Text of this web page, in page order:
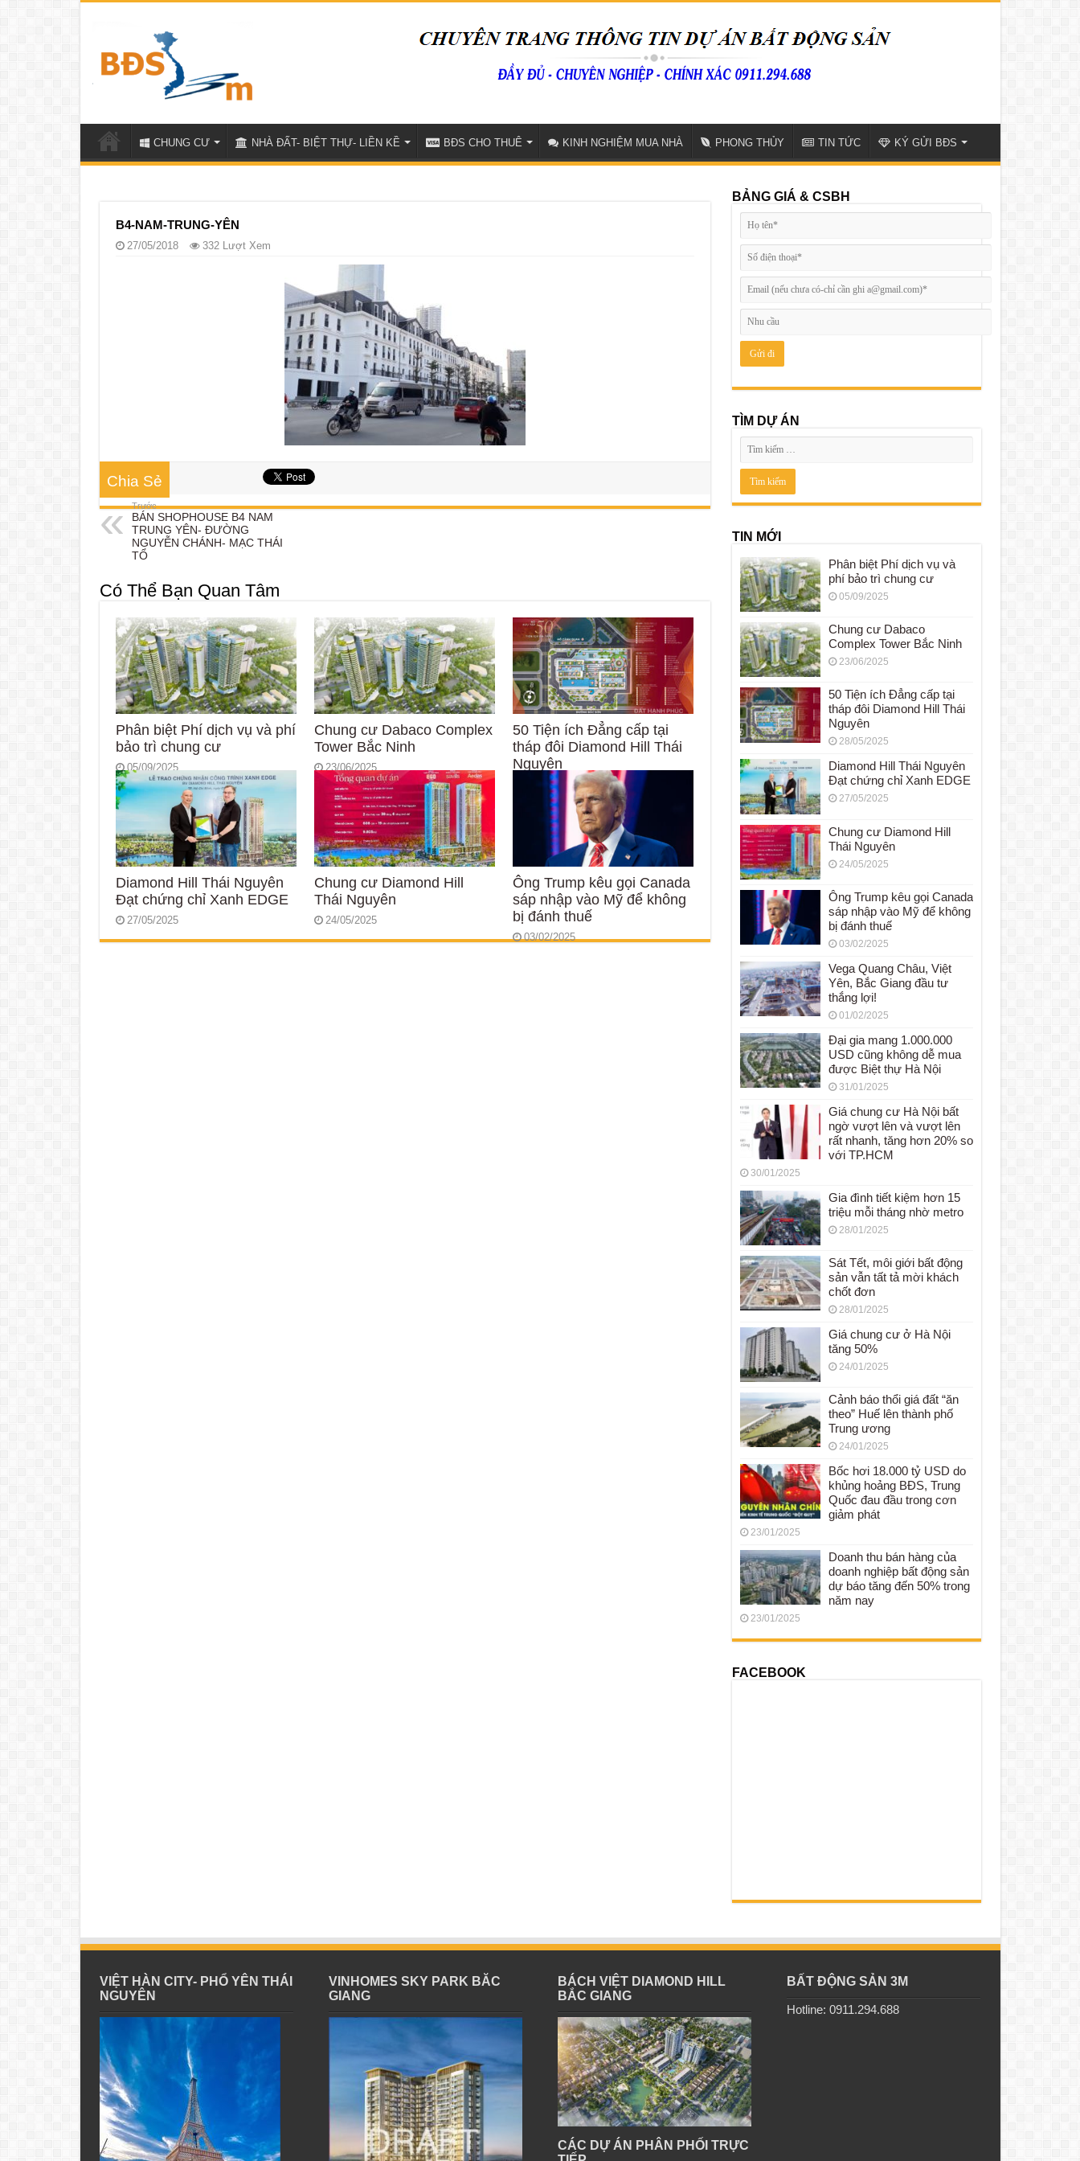
CHUNG CƯ NHÀ ĐẤT- BIỆT THỰ- LIỀN KỀ BĐS CHO THUÊ KINH NGHIỆM MUA NHÀ PHONG THỦY TIN TỨC KÝ GỬI BĐS
B4-NAM-TRUNG-YÊN
27/05/2018 332 Lượt Xem
Chia Sẻ
Trước
BÁN SHOPHOUSE B4 NAM
TRUNG YÊN- ĐƯỜNG
NGUYỄN CHÁNH- MẠC THÁI
TỔ
Có Thể Bạn Quan Tâm
Phân biệt Phí dịch vụ và phí
bảo trì chung cư
05/09/2025
Chung cư Dabaco Complex
Tower Bắc Ninh
23/06/2025
50 Tiện ích Đẳng cấp tại
tháp đôi Diamond Hill Thái
Nguyên
28/05/2025
Diamond Hill Thái Nguyên
Đạt chứng chỉ Xanh EDGE
27/05/2025
Chung cư Diamond Hill
Thái Nguyên
24/05/2025
Ông Trump kêu gọi Canada
sáp nhập vào Mỹ để không
bị đánh thuế
03/02/2025
BẢNG GIÁ & CSBH
TÌM DỰ ÁN
TIN MỚI
Phân biệt Phí dịch vụ và
phí bảo trì chung cư
05/09/2025
Chung cư Dabaco
Complex Tower Bắc Ninh
23/06/2025
50 Tiện ích Đẳng cấp tại
tháp đôi Diamond Hill Thái
Nguyên
28/05/2025
Diamond Hill Thái Nguyên
Đạt chứng chỉ Xanh EDGE
27/05/2025
Chung cư Diamond Hill
Thái Nguyên
24/05/2025
Ông Trump kêu gọi Canada
sáp nhập vào Mỹ để không
bị đánh thuế
03/02/2025
Vega Quang Châu, Việt
Yên, Bắc Giang đầu tư
thắng lợi!
01/02/2025
Đại gia mang 1.000.000
USD cũng không dễ mua
được Biệt thự Hà Nội
31/01/2025
Giá chung cư Hà Nội bất
ngờ vượt lên và vượt lên
rất nhanh, tăng hơn 20% so
với TP.HCM
30/01/2025
Gia đình tiết kiệm hơn 15
triệu mỗi tháng nhờ metro
28/01/2025
Sát Tết, môi giới bất động
sản vẫn tất tả mời khách
chốt đơn
28/01/2025
Giá chung cư ở Hà Nội
tăng 50%
24/01/2025
Cảnh báo thổi giá đất “ăn
theo” Huế lên thành phố
Trung ương
24/01/2025
Bốc hơi 18.000 tỷ USD do
khủng hoảng BĐS, Trung
Quốc đau đầu trong cơn
giảm phát
23/01/2025
Doanh thu bán hàng của
doanh nghiệp bất động sản
dự báo tăng đến 50% trong
năm nay
23/01/2025
FACEBOOK
VIỆT HÀN CITY- PHỔ YÊN THÁI
NGUYÊN
VINHOMES SKY PARK BĂC
GIANG
BÁCH VIỆT DIAMOND HILL
BẮC GIANG
CÁC DỰ ÁN PHÂN PHỐI TRỰC
BẤT ĐỘNG SẢN 3M
Hotline: 0911.294.688